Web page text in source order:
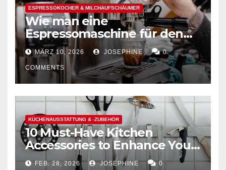
ESPRESSOKOCHER & MILCHAUFSCHÄUMER
Wie man eine
Espressomaschine für den
Hausgebrauch auswählt
MÄRZ 10, 2026 JOSEPHINE 0
COMMENTS
KÜCHENAUSSTATTUNG & -ZUBEHÖR
10 Must-Have Kitchen
Accessories to Enhance Your
Cooking Efficiency
FEB. 28, 2026 JOSEPHINE 0